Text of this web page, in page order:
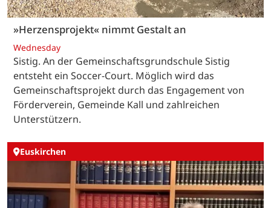
»Herzensprojekt« nimmt Gestalt an
Wednesday
Sistig. An der Gemeinschaftsgrundschule Sistig
entsteht ein Soccer-Court. Möglich wird das
Gemeinschaftsprojekt durch das Engagement von
Förderverein, Gemeinde Kall und zahlreichen
Unterstützern.
Euskirchen